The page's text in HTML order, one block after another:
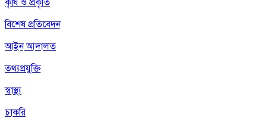
কৃষি ও প্রকৃতি
বিশেষ প্রতিবেদন
আইন আদালত
তথ্যপ্রযুক্তি
স্বাস্থ্য
চাকরি